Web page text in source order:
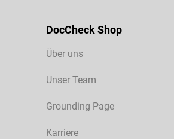
DocCheck Shop
Über uns
Unser Team
Grounding Page
Karriere